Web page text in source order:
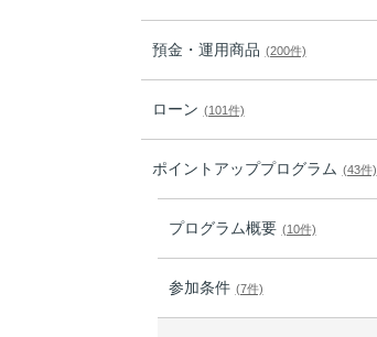
預金・運用商品 (200件)
ローン (101件)
ポイントアッププログラム (43件)
プログラム概要 (10件)
参加条件 (7件)